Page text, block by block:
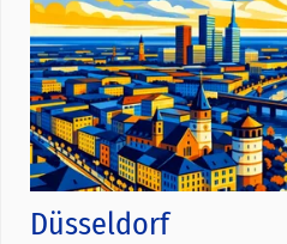
Düsseldorf